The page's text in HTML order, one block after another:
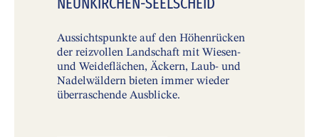
Aussichtspunkte auf den Höhenrücken
der reizvollen Landschaft mit Wiesen-
und Weideflächen, Äckern, Laub- und
Nadelwäldern bieten immer wieder
überraschende Ausblicke.